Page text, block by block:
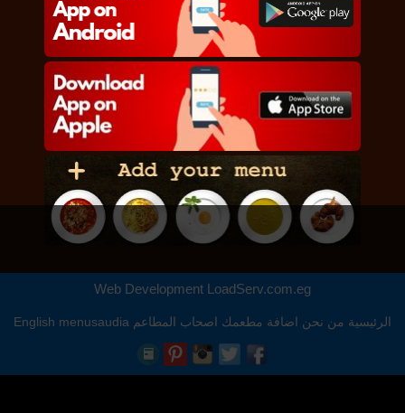
Web Development LoadServ.com.eg
الرئيسية من نحن اضافة مطعمك اصحاب المطاعم menusaudia
English